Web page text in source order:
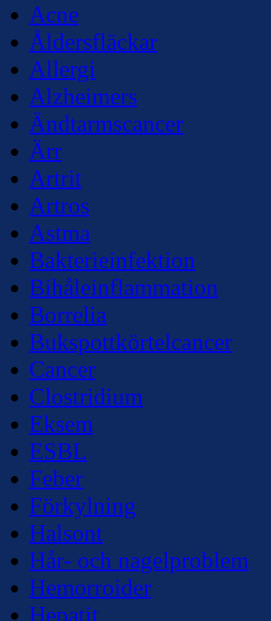
Acne
Åldersfläckar
Allergi
Alzheimers
Ändtarmscancer
Ärr
Artrit
Artros
Astma
Bakterieinfektion
Bihåleinflammation
Borrelia
Bukspottkörtelcancer
Cancer
Clostridium
Eksem
ESBL
Feber
Förkylning
Halsont
Hår- och nagelproblem
Hemorroider
Hepatit